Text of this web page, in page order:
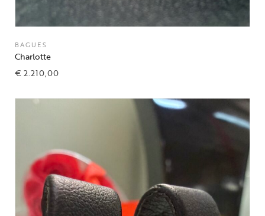
BAGUES
Charlotte
€2.210,00